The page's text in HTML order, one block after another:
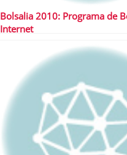
Bolsalia 2010: Programa de
Internet